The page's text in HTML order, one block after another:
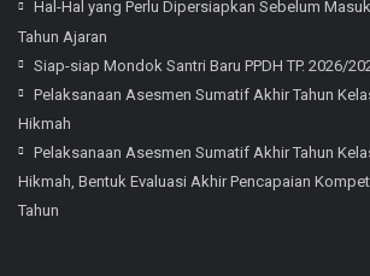
Hal-Hal yang Perlu Dipersiapkan Sebelum
Tahun Ajaran
Siap-siap Mondok Santri Baru PPDH TP. 2026/
Pelaksanaan Asesmen Sumatif Akhir Tahun
Hikmah
Pelaksanaan Asesmen Sumatif Akhir Tahun
Hikmah, Bentuk Evaluasi Akhir Pencapaian
Tahun